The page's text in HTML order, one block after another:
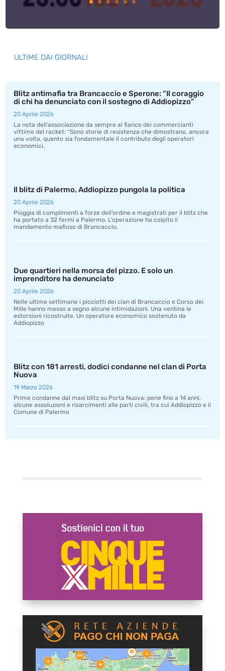
ULTIME DAI GIORNALI
Blitz antimafia tra Brancaccio e Sperone: “Il coraggio
di chi ha denunciato con il sostegno di Addiopizzo”
20 Aprile 2026
La nota dell’associazione da sempre al fianco dei commercianti
vittime del racket: “Sono storie di resistenza che dimostrano, ancora
una volta, quanto sia fondamentale il contributo degli operatori
economici.
Il blitz di Palermo, Addiopizzo pungola la politica
20 Aprile 2026
Pioggia di complimenti a forze dell’ordine e magistrati per il blitz che
ha portato a 32 fermi a Palermo. L’operazione ha colpito il
mandamento mafioso di Brancaccio.
Due quartieri nella morsa del pizzo. E solo un
imprenditore ha denunciato
20 Aprile 2026
Nelle ultime settimane i picciotti dei clan di Brancaccio e Corso dei
Mille hanno messo a segno alcune intimidazioni. Una ventina le
estorsioni ricostruite. Un operatore economico sostenuto da
Addiopizzo
Blitz con 181 arresti, dodici condanne nel clan di Porta
Nuova
19 Marzo 2026
Prime condanne dal maxi blitz su Porta Nuova: pene fino a 14 anni,
alcune assoluzioni e risarcimenti alle parti civili, tra cui Addiopizzo e il
Comune di Palermo